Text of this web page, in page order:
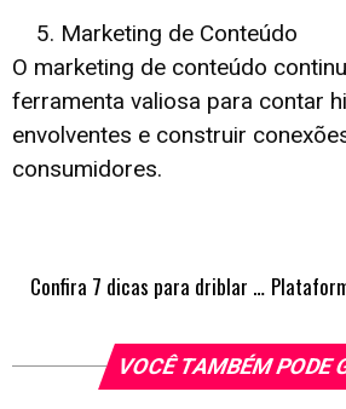
Marketing de Conteúdo
O marketing de conteúdo
ferramenta valiosa para contar
envolventes e construir
consumidores.
Confira 7 dicas para driblar a seletividade alimentar infantil
VOCÊ TAMBÉM PODE